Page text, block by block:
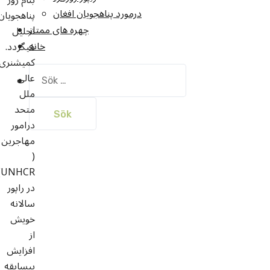
درمورد پناهجويان افغان
چهره های ممتاز
خانه
efter:
تجلیل
میگردد.
عالی
ملل
متحد
درامور
مهاجرین
(
در راپور
سالانه
خویش
از
افزایش